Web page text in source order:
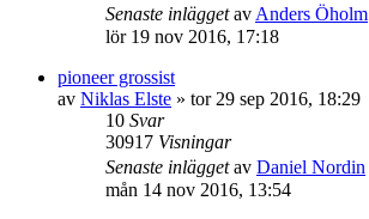
Senaste inläggetav Anders Öholm
lör 19 nov 2016, 17:18
pioneer grossist
av Niklas Elste » tor 29 sep 2016, 18:29
10 Svar
30917 Visningar
Senaste inläggetav Daniel Nordin
mån 14 nov 2016, 13:54